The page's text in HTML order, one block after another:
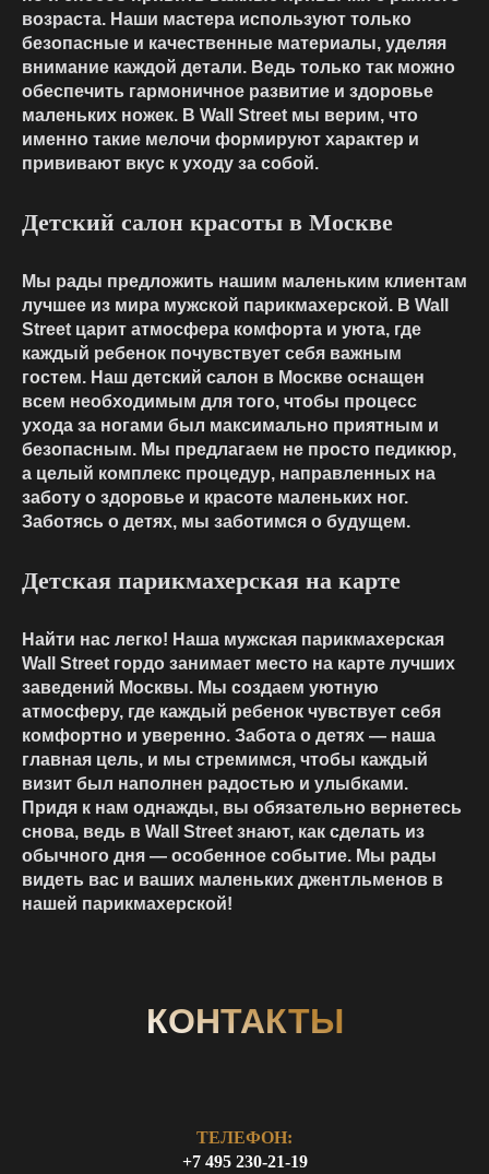
возраста. Наши мастера используют только
безопасные и качественные материалы, уделяя
внимание каждой детали. Ведь только так можно
обеспечить гармоничное развитие и здоровье
маленьких ножек. В Wall Street мы верим, что
именно такие мелочи формируют характер и
прививают вкус к уходу за собой.
Детский салон красоты в Москве
Мы рады предложить нашим маленьким клиентам
лучшее из мира мужской парикмахерской. В Wall
Street царит атмосфера комфорта и уюта, где
каждый ребенок почувствует себя важным
гостем. Наш детский салон в Москве оснащен
всем необходимым для того, чтобы процесс
ухода за ногами был максимально приятным и
безопасным. Мы предлагаем не просто педикюр,
а целый комплекс процедур, направленных на
заботу о здоровье и красоте маленьких ног.
Заботясь о детях, мы заботимся о будущем.
Детская парикмахерская на карте
Найти нас легко! Наша мужская парикмахерская
Wall Street гордо занимает место на карте лучших
заведений Москвы. Мы создаем уютную
атмосферу, где каждый ребенок чувствует себя
комфортно и уверенно. Забота о детях — наша
главная цель, и мы стремимся, чтобы каждый
визит был наполнен радостью и улыбками.
Придя к нам однажды, вы обязательно вернетесь
снова, ведь в Wall Street знают, как сделать из
обычного дня — особенное событие. Мы рады
видеть вас и ваших маленьких джентльменов в
нашей парикмахерской!
КОНТАКТЫ
ТЕЛЕФОН:
+7 495 230-21-19